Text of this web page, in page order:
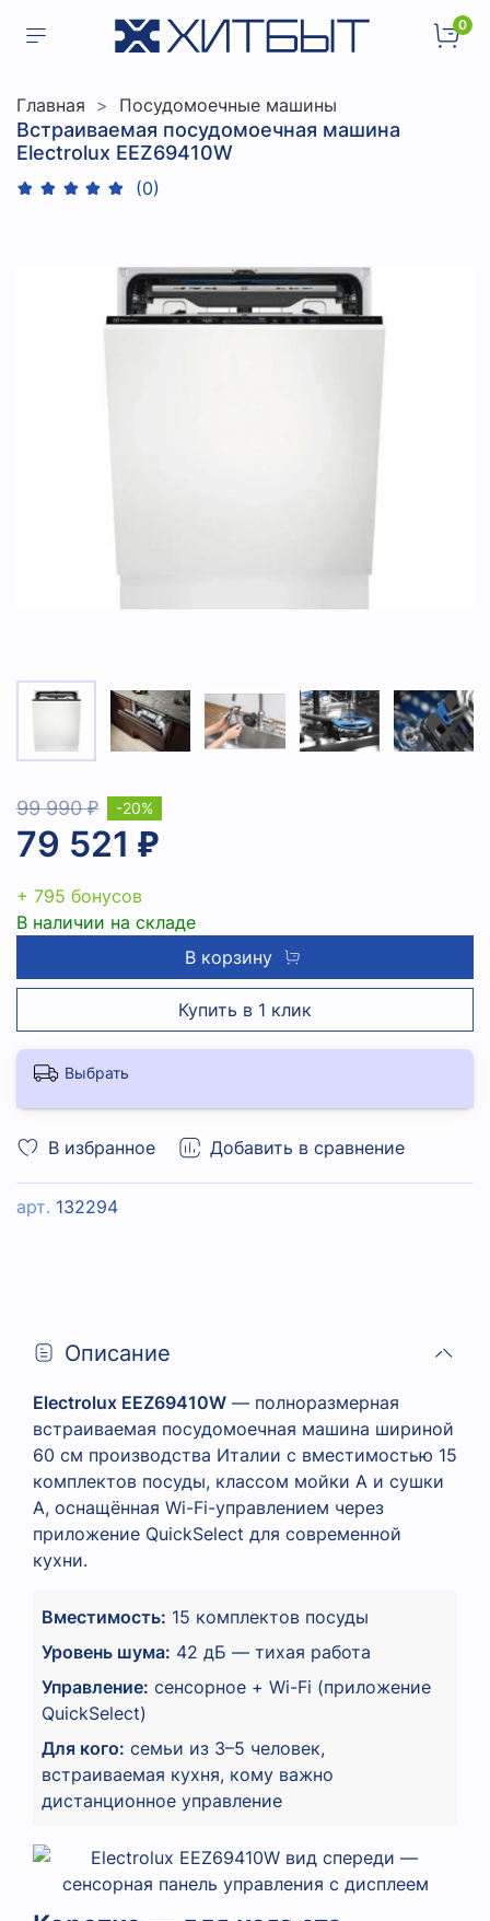
0
Главная Посудомоечные машины
Встраиваемая посудомоечная машина
Electrolux EEZ69410W
(0)
В избранное Добавить в сравнение
арт. 132294
99 990 ₽
79 521 ₽
-20%
+ 795 бонусов
В наличии на складе
В корзину
Купить в 1 клик
Выбрать
Описание
Electrolux EEZ69410W — полноразмерная
встраиваемая посудомоечная машина шириной
60 см производства Италии с вместимостью 15
комплектов посуды, классом мойки A и сушки
A, оснащённая Wi-Fi-управлением через
приложение QuickSelect для современной
кухни.
Вместимость: 15 комплектов посуды
Уровень шума: 42 дБ — тихая работа
Управление: сенсорное + Wi-Fi (приложение
QuickSelect)
Для кого: семьи из 3–5 человек,
встраиваемая кухня, кому важно
дистанционное управление